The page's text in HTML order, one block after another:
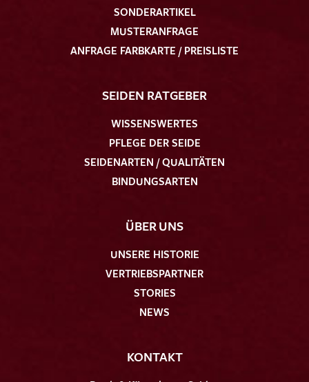
SONDERARTIKEL
MUSTERANFRAGE
ANFRAGE FARBKARTE / PREISLISTE
SEIDEN RATGEBER
WISSENSWERTES
PFLEGE DER SEIDE
SEIDENARTEN / QUALITÄTEN
BINDUNGSARTEN
ÜBER UNS
UNSERE HISTORIE
VERTRIEBSPARTNER
STORIES
NEWS
KONTAKT